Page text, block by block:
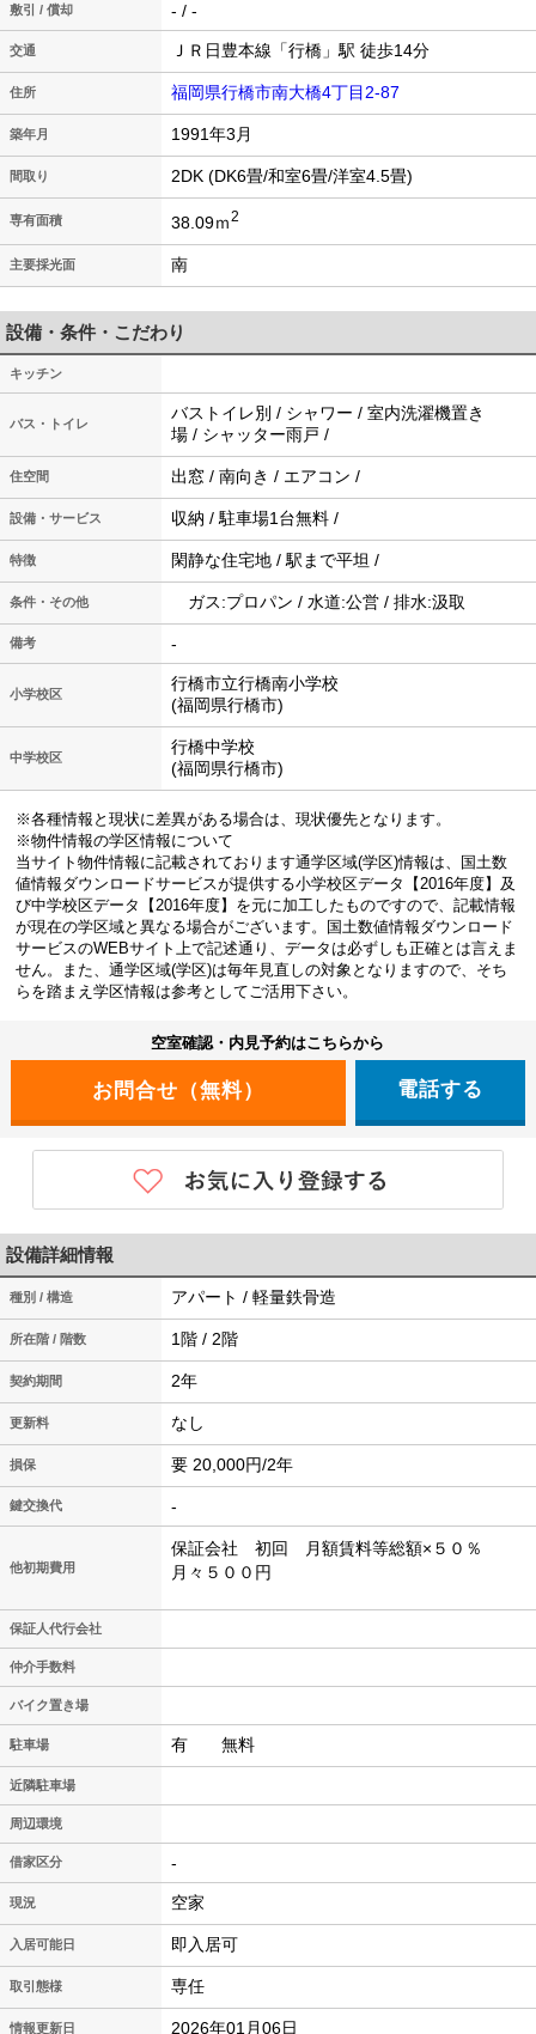
敷引 / 償却 - / -
交通 ＪＲ日豊本線「行橋」駅 徒歩14分
住所 福岡県行橋市南大橋4丁目2-87
築年月 1991年3月
間取り 2DK (DK6畳/和室6畳/洋室4.5畳)
専有面積 38.09ｍ2
主要採光面 南
設備・条件・こだわり
キッチン
バス・トイレ
バストイレ別 / シャワー / 室内洗濯機置き
場 / シャッター雨戸 /
住空間 出窓 / 南向き / エアコン /
設備・サービス 収納 / 駐車場1台無料 /
特徴 閑静な住宅地 / 駅まで平坦 /
条件・その他 ガス:プロパン / 水道:公営 / 排水:汲取
備考 -
小学校区
行橋市立行橋南小学校
(福岡県行橋市)
中学校区
行橋中学校
(福岡県行橋市)
※各種情報と現状に差異がある場合は、現状優先となります。
※物件情報の学区情報について
当サイト物件情報に記載されております通学区域(学区)情報は、国土数
値情報ダウンロードサービスが提供する小学校区データ【2016年度】及
び中学校区データ【2016年度】を元に加工したものですので、記載情報
が現在の学区域と異なる場合がございます。国土数値情報ダウンロード
サービスのWEBサイト上で記述通り、データは必ずしも正確とは言えま
せん。また、通学区域(学区)は毎年見直しの対象となりますので、そち
らを踏まえ学区情報は参考としてご活用下さい。
空室確認・内見予約はこちらから
電話する
設備詳細情報
種別 / 構造 アパート / 軽量鉄骨造
所在階 / 階数 1階 / 2階
契約期間 2年
更新料 なし
損保 要 20,000円/2年
鍵交換代 -
他初期費用
保証会社 初回 月額賃料等総額×５０％
月々５００円
保証人代行会社
仲介手数料
バイク置き場
駐車場 有 無料
近隣駐車場
周辺環境
借家区分 -
現況 空家
入居可能日 即入居可
取引態様 専任
情報更新日 2026年01月06日